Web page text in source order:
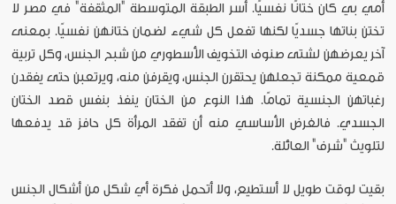
أمي بي كان ختانًا نفسيًا. أسر الطبقة المتوسطة "المثقفة" في مصر لا
تختن بناتها جسديًا لكنها تفعل كل شيء لضمان ختانهن نفسيًا. بمعنى
آخر يعرضهن لشتى صنوف التخويف الأسطوري من شبح الجنس، وكل تربية
قمعية ممكنة تجعلهن يحتقرن الجنس، ويقرفن منه، ويرتعبن حتى يفقدن
رغباتهن الجنسية تمامًا. هذا النوع من الختان ينفذ بنفس قصد الختان
الجسدي. فالغرض الأساسي منه أن تفقد المرأة كل حافز قد يدفعها
لتلويث "شرف" العائلة.
بقيت لوقت طويل لا أستطيع، ولا أتحمل فكرة أي شكل من أشكال الجنس